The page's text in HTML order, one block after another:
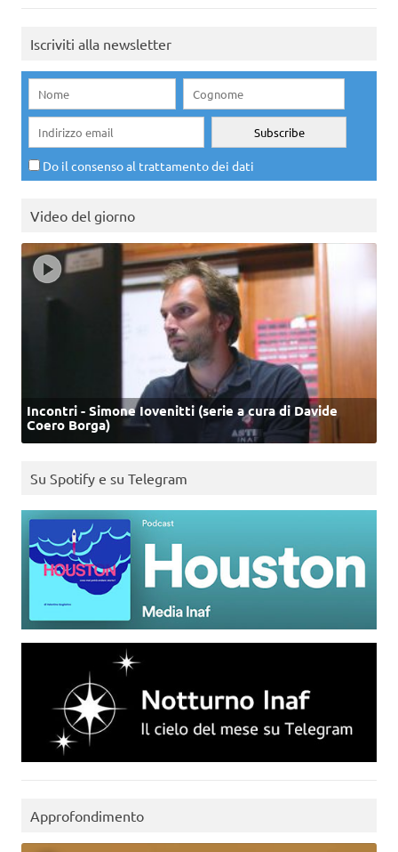
Iscriviti alla newsletter
Do il consenso al trattamento dei dati
Video del giorno
Incontri - Simone Iovenitti (serie a cura di Davide
Coero Borga)
Su Spotify e su Telegram
Approfondimento